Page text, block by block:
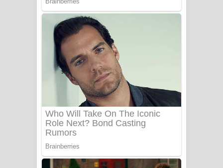
Liyamuda Dan Anagathe Song Lyrics
- ලියමුද දැන් අනාගතේ ගීතයේ පද පෙළ
Doni Song Lyrics - දෝණි ගීතයේ පද
පෙළ
Benthara Palame Song Lyrics -
බෙන්තර පාලමේ ගීතයේ පද පෙළ
Sanda Babalena Song Lyrics - සඳ